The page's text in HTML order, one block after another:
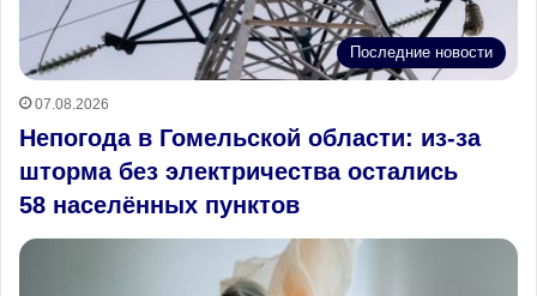
Последние новости
07.08.2026
Непогода в Гомельской области: из‑за
шторма без электричества остались
58 населённых пунктов